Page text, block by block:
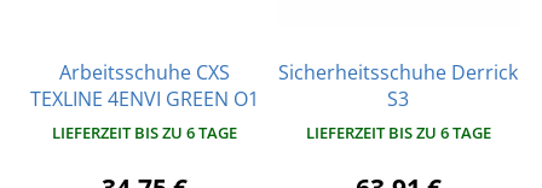
Arbeitsschuhe CXS
TEXLINE 4ENVI GREEN O1
LIEFERZEIT BIS ZU 6 TAGE
Sicherheitsschuhe Derrick
S3
LIEFERZEIT BIS ZU 6 TAGE